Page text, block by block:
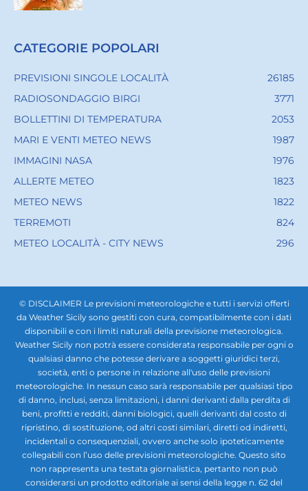
CATEGORIE POPOLARI
PREVISIONI SINGOLE LOCALITÀ
26185
RADIOSONDAGGIO BIRGI
3771
BOLLETTINI DI TEMPERATURA
2053
MARI E VENTI METEO NEWS
1987
IMMAGINI NASA
1976
ALLERTE METEO
1823
METEO NEWS
1822
TERREMOTI
824
METEO LOCALITÀ - CITY NEWS
296
© DISCLAIMER Le previsioni meteorologiche e tutti i servizi offerti
da Weather Sicily sono gestiti con cura, compatibilmente con i dati
disponibili e con i limiti naturali della previsione meteorologica.
Weather Sicily non potrà essere considerata responsabile per ogni o
qualsiasi danno che potesse derivare a soggetti giuridici terzi,
società, enti o persone in relazione all'uso delle previsioni
meteorologiche. In nessun caso sarà responsabile per qualsiasi tipo
di danno, inclusi, senza limitazioni, i danni derivanti dalla perdita di
beni, profitti e redditi, danni biologici, quelli derivanti dal costo di
ripristino, di sostituzione, od altri costi similari, diretti od indiretti,
incidentali o consequenziali, ovvero anche solo ipoteticamente
collegabili con l’uso delle previsioni meteorologiche. Questo sito
non rappresenta una testata giornalistica, pertanto non può
considerarsi un prodotto editoriale ai sensi della legge n. 62 del